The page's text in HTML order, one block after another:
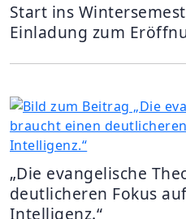
Start ins
Einladung zum
„Die evangelische
deutlicheren Fokus
Intelligenz.“